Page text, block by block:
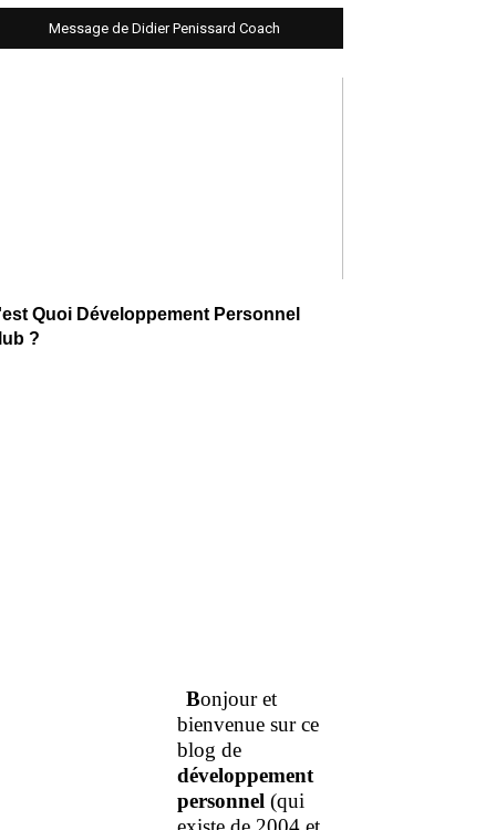
Message de Didier Penissard Coach
Quoi Développement Personnel
?
Bonjour et
bienvenue sur ce
blog de
développement
personnel (qui